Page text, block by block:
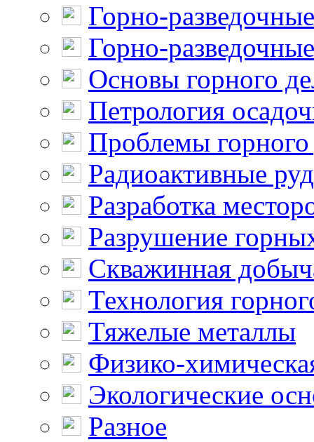
Горно-
Горно-
Основы горного
Петрология
Проблемы горного
Радиоактивные
Разработка
Разрушение
Скважинная
Технология
Тяжелые металлы
Физико-
Экологические
Разное